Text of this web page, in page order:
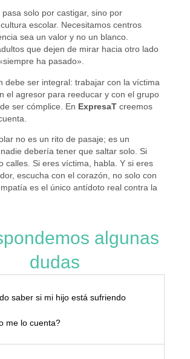
solo por castigar, sino por
escolar. Necesitamos centros
sea un valor y no un blanco.
que dejen de mirar hacia otro lado
ha pasado».
debe ser integral: trabajar con la víctima
el agresor para reeducar y con el grupo
ser cómplice. En ExpresaT creemos
no es un rito de pasaje; es un
debería tener que saltar solo. Si
calles. Si eres víctima, habla. Y si eres
escucha con el corazón, no solo con
es el único antídoto real contra la
algunas
dudas
saber si mi hijo está sufriendo
me lo cuenta?